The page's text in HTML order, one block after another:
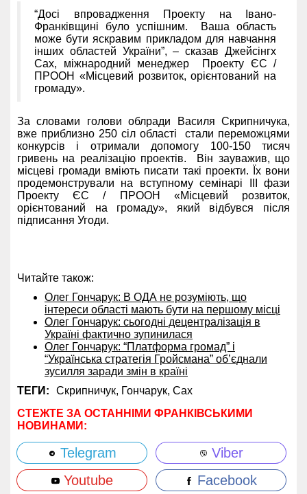
“Досі впровадження Проекту на Івано-
Франківщині було успішним. Ваша область
може бути яскравим прикладом для навчання
інших областей України”, – сказав Джейсінгх
Сах, міжнародний менеджер Проекту ЄС /
ПРООН «Місцевий розвиток, орієнтований на
громаду».
За словами голови облради Василя Скрипничука,
вже приблизно 250 сіл області стали переможцями
конкурсів і отримали допомогу 100-150 тисяч
гривень на реалізацію проектів. Він зауважив, що
місцеві громади вміють писати такі проекти. Їх вони
продемонстрували на вступному семінарі ІІІ фази
Проекту ЄС / ПРООН «Місцевий розвиток,
орієнтований на громаду», який відбувся після
підписання Угоди.
Читайте також:
Олег Гончарук: В ОДА не розуміють, що
інтереси області мають бути на першому місці
Олег Гончарук: сьогодні децентралізація в
Україні фактично зупинилася
Олег Гончарук: “Платформа громад” і
“Українська стратегія Гройсмана” об’єднали
зусилля заради змін в країні
ТЕГИ:
Скрипничук, Гончарук, Сах
СТЕЖТЕ ЗА ОСТАННІМИ ФРАНКІВСЬКИМИ
НОВИНАМИ:
Telegram
Viber
Youtube
Facebook